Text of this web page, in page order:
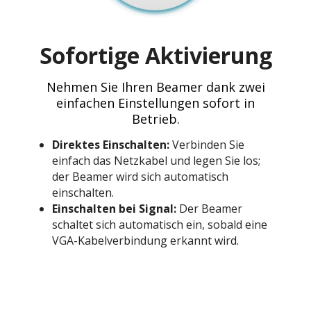
Sofortige Aktivierung
Nehmen Sie Ihren Beamer dank zwei
einfachen Einstellungen sofort in
Betrieb.
Direktes Einschalten:Verbinden Sie
einfach das Netzkabel und legen Sie los;
der Beamer wird sich automatisch
einschalten.
Einschalten bei Signal: Der Beamer
schaltet sich automatisch ein, sobald eine
VGA-Kabelverbindung erkannt wird.